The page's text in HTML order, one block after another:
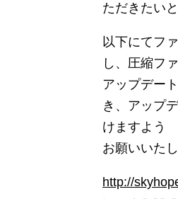
ただきたい
以下にてフ
し、圧縮フ
アップデー
き、アップ
けますよう
お願いいたし
http://